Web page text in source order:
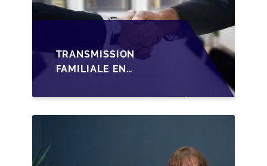
TRANSMISSION
FAMILIALE EN
STRUCTURER LA
CESSION DES PARTS